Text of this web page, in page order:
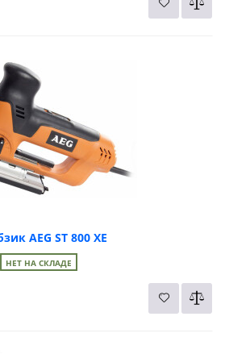
AEG ST 800 XE
НЕТ НА СКЛАДЕ